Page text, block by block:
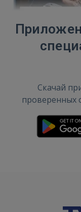
Скачай
проверенных